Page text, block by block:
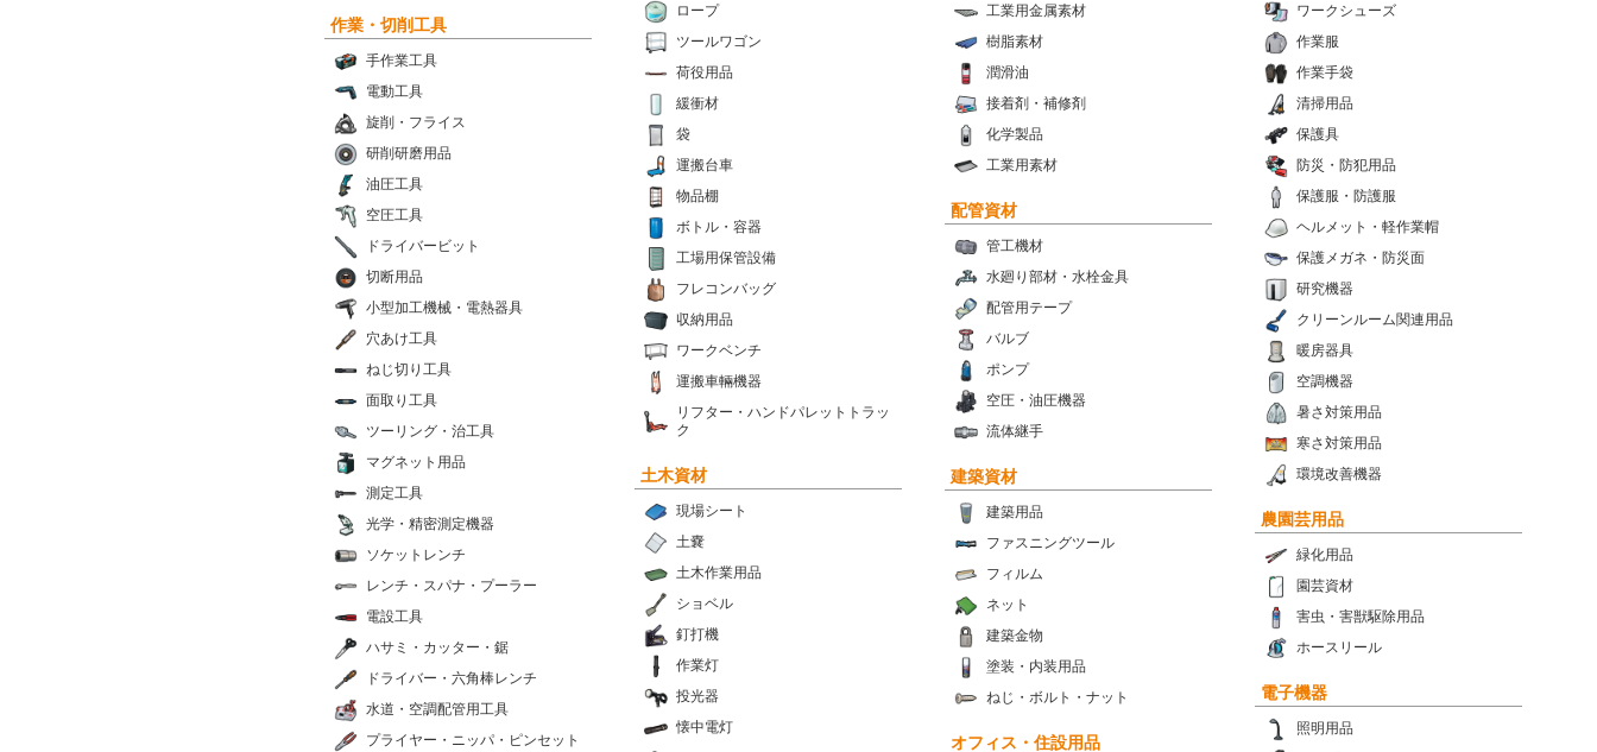
ロープ
ツールワゴン
荷役用品
緩衝材
袋
運搬台車
物品棚
ボトル・容器
工場用保管設備
フレコンバッグ
収納用品
ワークベンチ
運搬車輛機器
リフター・ハンドパレットトラッ
ク
工業用金属素材
樹脂素材
潤滑油
接着剤・補修剤
化学製品
工業用素材
ワークシューズ
作業服
作業手袋
清掃用品
保護具
防災・防犯用品
保護服・防護服
ヘルメット・軽作業帽
保護メガネ・防災面
研究機器
クリーンルーム関連用品
暖房器具
空調機器
暑さ対策用品
寒さ対策用品
環境改善機器
作業・切削工具
手作業工具
電動工具
旋削・フライス
研削研磨用品
油圧工具
空圧工具
ドライバービット
切断用品
小型加工機械・電熱器具
穴あけ工具
ねじ切り工具
面取り工具
ツーリング・治工具
マグネット用品
測定工具
光学・精密測定機器
ソケットレンチ
レンチ・スパナ・プーラー
電設工具
ハサミ・カッター・鋸
ドライバー・六角棒レンチ
水道・空調配管用工具
プライヤー・ニッパ・ピンセット
配管資材
管工機材
水廻り部材・水栓金具
配管用テープ
バルブ
ポンプ
空圧・油圧機器
流体継手
土木資材
現場シート
土嚢
土木作業用品
ショベル
釘打機
作業灯
投光器
懐中電灯
建築資材
建築用品
ファスニングツール
フィルム
ネット
建築金物
塗装・内装用品
ねじ・ボルト・ナット
農園芸用品
緑化用品
園芸資材
害虫・害獣駆除用品
ホースリール
電子機器
照明用品
オフィス・住設用品